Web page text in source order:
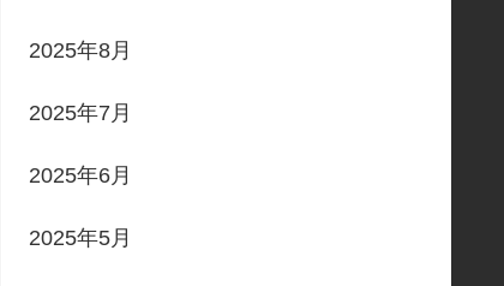
2025年8月
2025年7月
2025年6月
2025年5月